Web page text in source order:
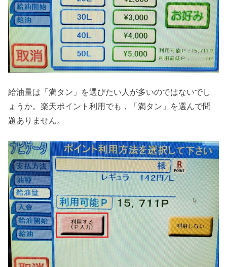
給油量は「満タン」を選びたい人が多いのではないでし
ょうか。楽天ポイント利用でも，「満タン」を選んで問
題ありません。